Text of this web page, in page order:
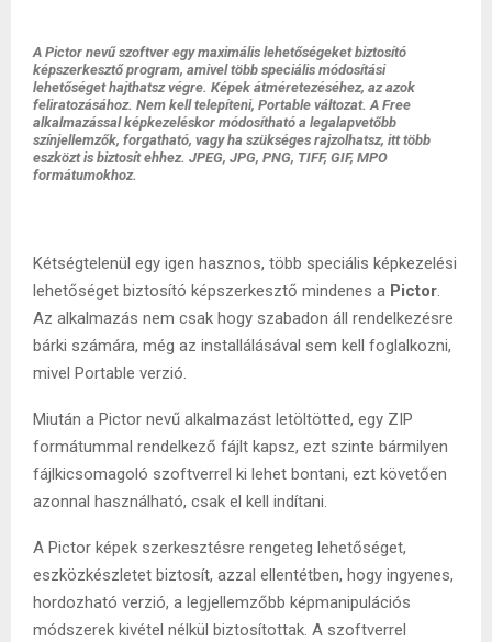
A Pictor nevű szoftver egy maximális lehetőségeket biztosító
képszerkesztő program, amivel több speciális módosítási
lehetőséget hajthatsz végre. Képek átméretezéséhez, az azok
feliratozásához. Nem kell telepíteni, Portable változat. A Free
alkalmazással képkezeléskor módosítható a legalapvetőbb
színjellemzők, forgatható, vagy ha szükséges rajzolhatsz, itt több
eszközt is biztosít ehhez. JPEG, JPG, PNG, TIFF, GIF, MPO
formátumokhoz.
Kétségtelenül egy igen hasznos, több speciális képkezelési
lehetőséget biztosító képszerkesztő mindenes a Pictor
Az alkalmazás nem csak hogy szabadon áll rendelkezésre
bárki számára, még az installálásával sem kell foglalkozni,
mivel Portable verzió.
Miután a Pictor nevű alkalmazást letöltötted, egy ZIP
formátummal rendelkező fájlt kapsz, ezt szinte bármilyen
fájlkicsomagoló szoftverrel ki lehet bontani, ezt követően
azonnal használható, csak el kell indítani.
A Pictor képek szerkesztésre rengeteg lehetőséget,
eszközkészletet biztosít, azzal ellentétben, hogy ingyenes,
hordozható verzió, a legjellemzőbb képmanipulációs
módszerek kivétel nélkül biztosítottak. A szoftverrel